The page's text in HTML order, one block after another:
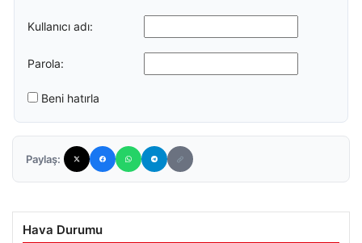
Kullanıcı adı:
Parola:
Beni hatırla
Paylaş:
Hava Durumu